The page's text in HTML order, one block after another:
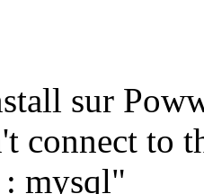
sur
connect to
: mysql"